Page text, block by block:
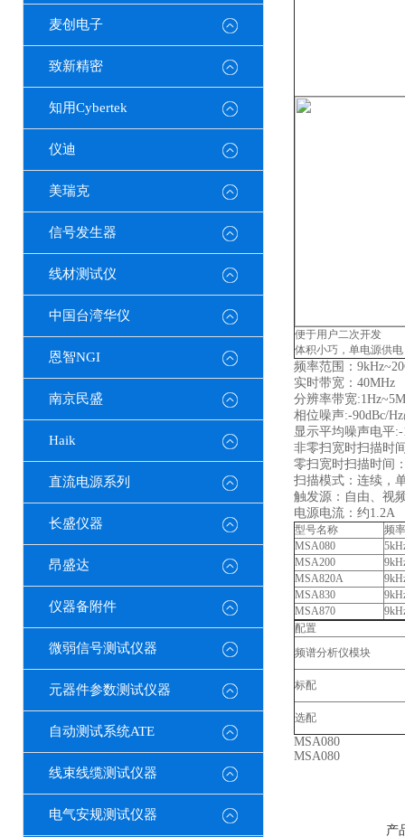
麦创电子
致新精密
知用Cybertek
仪迪
美瑞克
信号发生器
线材测试仪
中国台湾华仪
恩智NGI
南京民盛
Haik
直流电源系列
长盛仪器
昂盛达
仪器备附件
微弱信号测试仪器
元器件参数测试仪器
自动测试系统ATE
线束线缆测试仪器
电气安规测试仪器
便于用户二次开发
体积小巧，单电源供
频率范围：
实时带宽：40MHz
分辨率带宽
相位噪声:-90dBc/
显示平均噪声电平:-
非零扫宽时扫描时
零扫宽时扫描时间
扫描模式：连续，
触发源：自由、视
电源电流：约1.2A
型号名称
频
MSA080
MSA200
MSA820A
MSA830
MSA870
配置
频谱分析仪模块
标配
选配
MSA080
MSA080
产